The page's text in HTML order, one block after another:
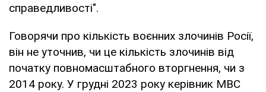
справедливості".
Говорячи про кількість воєнних злочинів Росії,
він не уточнив, чи це кількість злочинів від
початку повномасштабного вторгнення, чи з
2014 року. У грудні 2023 року керівник МВС